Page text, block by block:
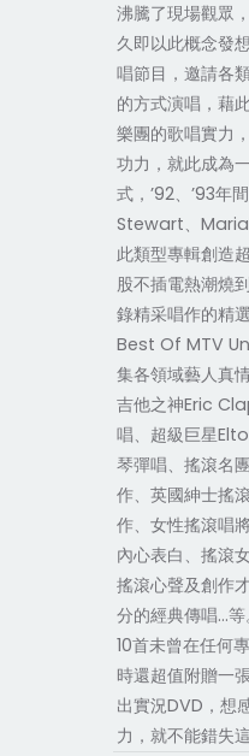
沸騰了現場觀眾
久即以此概念發
唱節目，邀請各
的方式演唱，藉
樂團的歌唱實力
功力， 就此成為
式，’92、’93
Stewart、
此類型專輯創造
股不插電熱潮燒
錄精采唱作的精
Best Of MTV
集各領域藝人真
吉他之神Eric
唱、超級巨星
琴彈唱、搖滾名
作、英國紳士搖
作、女性搖滾
內心表白、搖滾
搖滾心聲及創作
分的經典傳唱…
10首未曾在任何
時還超值附贈一
出實況DVD，想
力，就不能錯失